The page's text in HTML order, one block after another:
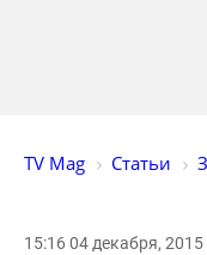
TV Mag Статьи
15:16 04 декабря, 2015